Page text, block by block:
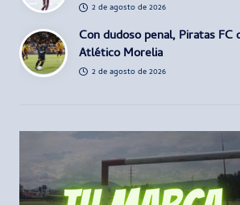
2 de agosto de 2026
Con dudoso penal, Piratas FC
Atlético Morelia
2 de agosto de 2026